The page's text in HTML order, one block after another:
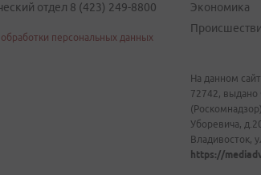
отдел 8 (423) 249-8800
персональных данных
Экономика
На данном
72742, выдано
Уборевича,
Владивосток,
https://